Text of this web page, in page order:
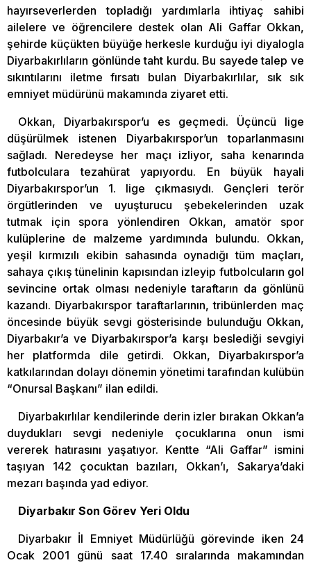
hayırseverlerden topladığı yardımlarla ihtiyaç sahibi
ailelere ve öğrencilere destek olan Ali Gaffar Okkan,
şehirde küçükten büyüğe herkesle kurduğu iyi diyalogla
Diyarbakırlıların gönlünde taht kurdu. Bu sayede talep ve
sıkıntılarını iletme fırsatı bulan Diyarbakırlılar, sık sık
emniyet müdürünü makamında ziyaret etti.
Okkan, Diyarbakırspor’u es geçmedi. Üçüncü lige
düşürülmek istenen Diyarbakırspor’un toparlanmasını
sağladı. Neredeyse her maçı izliyor, saha kenarında
futbolculara tezahürat yapıyordu. En büyük hayali
Diyarbakırspor’un 1. lige çıkmasıydı. Gençleri terör
örgütlerinden ve uyuşturucu şebekelerinden uzak
tutmak için spora yönlendiren Okkan, amatör spor
kulüplerine de malzeme yardımında bulundu. Okkan,
yeşil kırmızılı ekibin sahasında oynadığı tüm maçları,
sahaya çıkış tünelinin kapısından izleyip futbolcuların gol
sevincine ortak olması nedeniyle taraftarın da gönlünü
kazandı. Diyarbakırspor taraftarlarının, tribünlerden maç
öncesinde büyük sevgi gösterisinde bulunduğu Okkan,
Diyarbakır’a ve Diyarbakırspor’a karşı beslediği sevgiyi
her platformda dile getirdi. Okkan, Diyarbakırspor’a
katkılarından dolayı dönemin yönetimi tarafından kulübün
“Onursal Başkanı” ilan edildi.
Diyarbakırlılar kendilerinde derin izler bırakan Okkan’a
duydukları sevgi nedeniyle çocuklarına onun ismi
vererek hatırasını yaşatıyor. Kentte “Ali Gaffar” ismini
taşıyan 142 çocuktan bazıları, Okkan’ı, Sakarya’daki
mezarı başında yad ediyor.
Diyarbakır Son Görev Yeri Oldu
Diyarbakır İl Emniyet Müdürlüğü görevinde iken 24
Ocak 2001 günü saat 17.40 sıralarında makamından